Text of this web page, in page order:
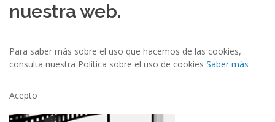
nuestra web.
Para saber más sobre el uso que hacemos de las cookies,
consulta nuestra Política sobre el uso de cookies Saber más
Acepto